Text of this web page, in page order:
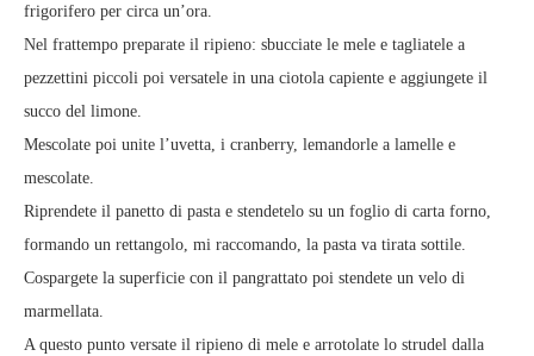
frigorifero per circa un’ora.
Nel frattempo preparate il ripieno: sbucciate le mele e tagliatele a
pezzettini piccoli poi versatele in una ciotola capiente e aggiungete il
succo del limone.
Mescolate poi unite l’uvetta, i cranberry, lemandorle a lamelle e
mescolate.
Riprendete il panetto di pasta e stendetelo su un foglio di carta forno,
formando un rettangolo, mi raccomando, la pasta va tirata sottile.
Cospargete la superficie con il pangrattato poi stendete un velo di
marmellata.
A questo punto versate il ripieno di mele e arrotolate lo strudel dalla